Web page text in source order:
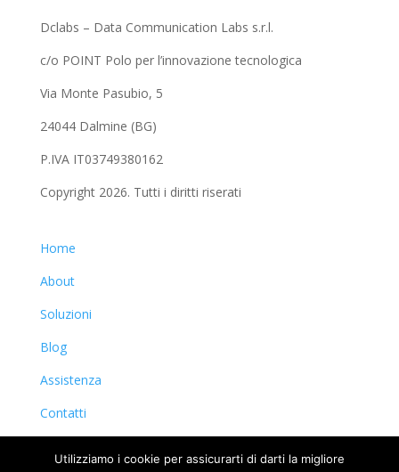
Dclabs – Data Communication Labs s.r.l.
c/o POINT Polo per l’innovazione tecnologica
Via Monte Pasubio, 5
24044 Dalmine (BG)
P.IVA IT03749380162
Copyright 2026. Tutti i diritti riserati
Home
About
Soluzioni
Blog
Assistenza
Contatti
Utilizziamo i cookie per assicurarti di darti la migliore